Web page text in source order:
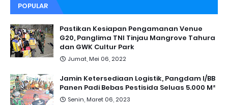
POPULAR
Pastikan Kesiapan Pengamanan Venue
G20, Panglima TNI Tinjau Mangrove Tahura
dan GWK Cultur Park
Jumat, Mei 06, 2022
Jamin Ketersediaan Logistik, Pangdam I/BB
Panen Padi Bebas Pestisida Seluas 5.000 M²
Senin, Maret 06, 2023